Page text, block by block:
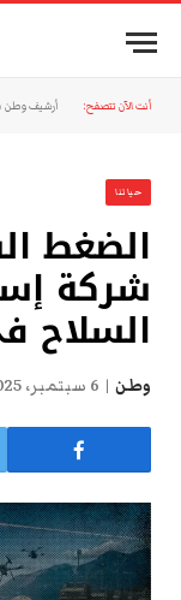
أنت الآن تتصفح: أرشيف وطن
حياتنا
الضغط
شركة
السلاح
وطن 6 سبتمبر، 2025